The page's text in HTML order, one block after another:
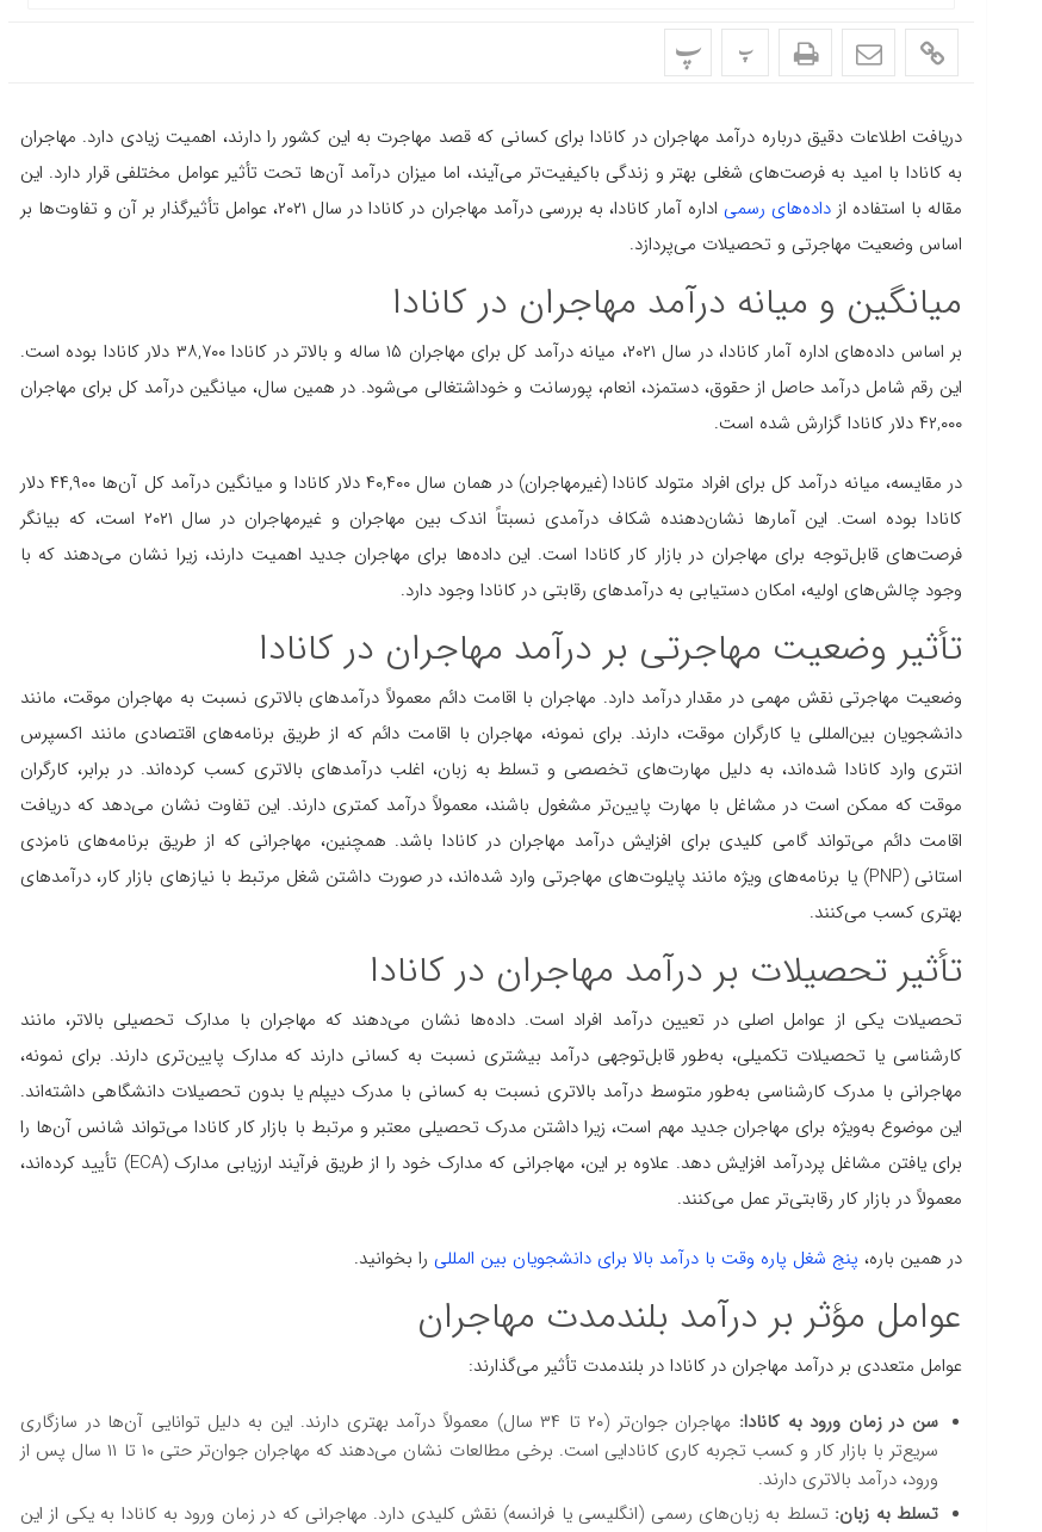
پ پ
دریافت اطلاعات دقیق درباره درآمد مهاجران در کانادا برای کسانی که قصد مهاجرت به این کشور را دارند، اهمیت زیادی دارد. مهاجران
به کانادا با امید به فرصت‌های شغلی بهتر و زندگی باکیفیت‌تر می‌آیند، اما میزان درآمد آن‌ها تحت تأثیر عوامل مختلفی قرار دارد. این
مقاله با استفاده ازداده‌های رسمی
اداره آمار کانادا، به بررسی درآمد مهاجران در کانادا در سال ۲۰۲۱، عوامل تأثیرگذار بر آن و تفاوت‌ها بر
اساس وضعیت مهاجرتی و تحصیلات می‌پردازد.
میانگین و میانه درآمد مهاجران در کانادا
بر اساس داده‌های اداره آمار کانادا، در سال ۲۰۲۱، میانه درآمد کل برای مهاجران ۱۵ ساله و بالاتر در کانادا ۳۸,۷۰۰ دلار کانادا بوده است.
این رقم شامل درآمد حاصل از حقوق، دستمزد، انعام، پورسانت و خوداشتغالی می‌شود. در همین سال، میانگین درآمد کل برای مهاجران
۴۲,۰۰۰ دلار کانادا گزارش شده است.
در مقایسه، میانه درآمد کل برای افراد متولد کانادا (غیرمهاجران) در همان سال ۴۰,۴۰۰ دلار کانادا و میانگین درآمد کل آن‌ها ۴۴,۹۰۰ دلار
کانادا بوده است. این آمارها نشان‌دهنده شکاف درآمدی نسبتاً اندک بین مهاجران و غیرمهاجران در سال ۲۰۲۱ است، که بیانگر
فرصت‌های قابل‌توجه برای مهاجران در بازار کار کانادا است. این داده‌ها برای مهاجران جدید اهمیت دارند، زیرا نشان می‌دهند که با
وجود چالش‌های اولیه، امکان دستیابی به درآمدهای رقابتی در کانادا وجود دارد.
تأثیر وضعیت مهاجرتی بر درآمد مهاجران در کانادا
وضعیت مهاجرتی نقش مهمی در مقدار درآمد دارد. مهاجران با اقامت دائم معمولاً درآمدهای بالاتری نسبت به مهاجران موقت، مانند
دانشجویان بین‌المللی یا کارگران موقت، دارند. برای نمونه، مهاجران با اقامت دائم که از طریق برنامه‌های اقتصادی مانند اکسپرس
انتری وارد کانادا شده‌اند، به دلیل مهارت‌های تخصصی و تسلط به زبان، اغلب درآمدهای بالاتری کسب کرده‌اند. در برابر، کارگران
موقت که ممکن است در مشاغل با مهارت پایین‌تر مشغول باشند، معمولاً درآمد کمتری دارند. این تفاوت نشان می‌دهد که دریافت
اقامت دائم می‌تواند گامی کلیدی برای افزایش درآمد مهاجران در کانادا باشد. همچنین، مهاجرانی که از طریق برنامه‌های نامزدی
استانی (PNP) یا برنامه‌های ویژه مانند پایلوت‌های مهاجرتی وارد شده‌اند، در صورت داشتن شغل مرتبط با نیازهای بازار کار، درآمدهای
بهتری کسب می‌کنند.
تأثیر تحصیلات بر درآمد مهاجران در کانادا
تحصیلات یکی از عوامل اصلی در تعیین درآمد افراد است. داده‌ها نشان می‌دهند که مهاجران با مدارک تحصیلی بالاتر، مانند
کارشناسی یا تحصیلات تکمیلی، به‌طور قابل‌توجهی درآمد بیشتری نسبت به کسانی دارند که مدارک پایین‌تری دارند. برای نمونه،
مهاجرانی با مدرک کارشناسی به‌طور متوسط درآمد بالاتری نسبت به کسانی با مدرک دیپلم یا بدون تحصیلات دانشگاهی داشته‌اند.
این موضوع به‌ویژه برای مهاجران جدید مهم است، زیرا داشتن مدرک تحصیلی معتبر و مرتبط با بازار کار کانادا می‌تواند شانس آن‌ها را
برای یافتن مشاغل پردرآمد افزایش دهد. علاوه بر این، مهاجرانی که مدارک خود را از طریق فرآیند ارزیابی مدارک (ECA) تأیید کرده‌اند،
معمولاً در بازار کار رقابتی‌تر عمل می‌کنند.
در همین باره، پنج شغل پاره وقت با درآمد بالا برای دانشجویان بین المللی را بخوانید.
عوامل مؤثر بر درآمد بلندمدت مهاجران
عوامل متعددی بر درآمد مهاجران در کانادا در بلندمدت تأثیر می‌گذارند:
سن در زمان ورود به کانادا:
مهاجران جوان‌تر (۲۰ تا ۳۴ سال) معمولاً درآمد بهتری دارند. این به دلیل توانایی آن‌ها در سازگاری
سریع‌تر با بازار کار و کسب تجربه کاری کانادایی است. برخی مطالعات نشان می‌دهند که مهاجران جوان‌تر حتی ۱۰ تا ۱۱ سال پس از
ورود، درآمد بالاتری دارند.
تسلط به زبان: تسلط به زبان‌های رسمی (انگلیسی یا فرانسه) نقش کلیدی دارد. مهاجرانی که در زمان ورود به کانادا به یکی از این